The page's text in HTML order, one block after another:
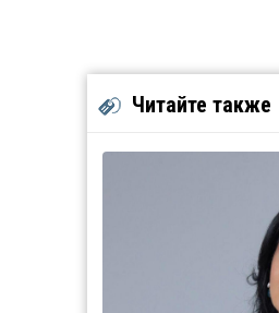
Читайте также